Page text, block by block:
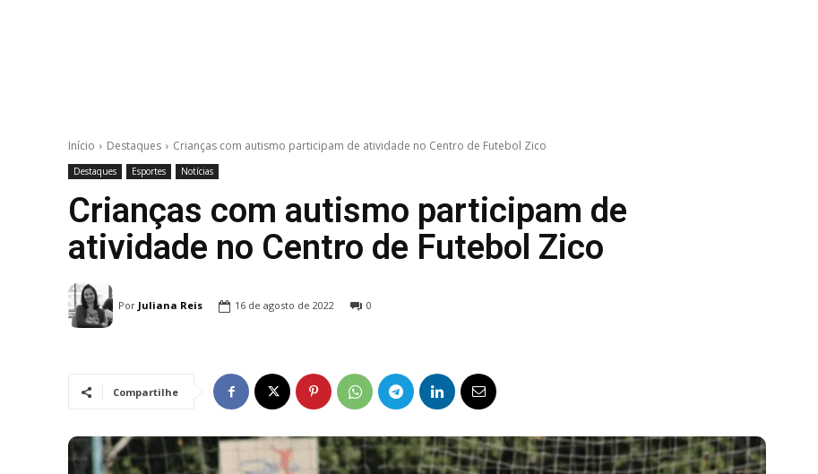
Início Destaques Crianças com autismo participam de atividade no Centro de Futebol Zico
Destaques Esportes Notícias
Crianças com autismo participam de
atividade no Centro de Futebol Zico
Por Juliana Reis 16 de agosto de 2022 0
Compartilhe